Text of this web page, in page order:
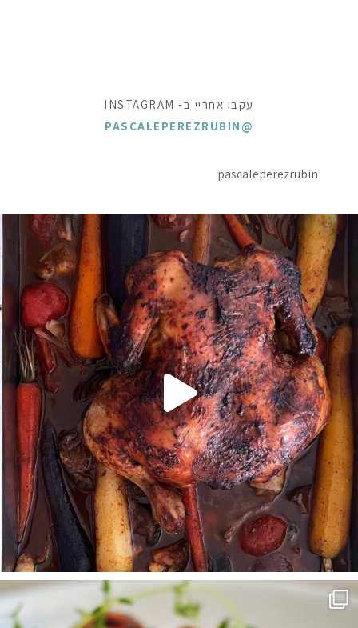
עקבו אחריי ב- INSTAGRAM
@PASCALEPEREZRUBIN
pascaleperezrubin